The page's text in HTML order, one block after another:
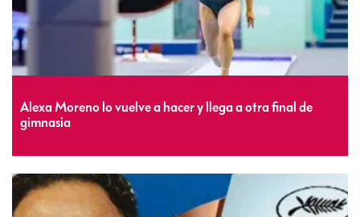
Alexa Moreno lo vuelve a hacer y llega a otra final de
gimnasia